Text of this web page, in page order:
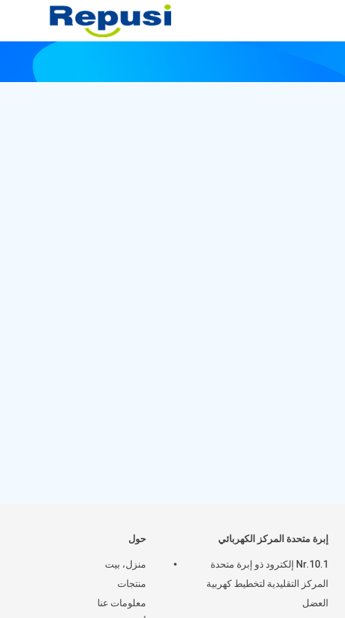
حول
منزل، بيت
منتجات
معلومات عنا
إبرة متحدة المركز الكهربائي
Nr.10.1 إلكترود ذو إبرة متحدة
المركز التقليدية لتخطيط كهربية
العضل